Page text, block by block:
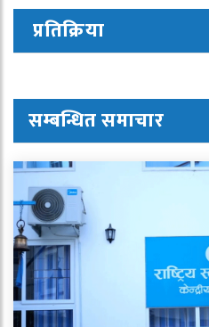
प्रतिक्रिया
सम्बन्धित समाचार